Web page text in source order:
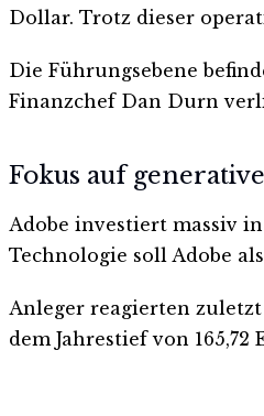
Dollar. Trotz dieser
Die Führungsebene
Finanzchef Dan Durn
Fokus auf
Adobe investiert massiv
Technologie soll Adobe
Anleger reagierten zuletzt
dem Jahrestief von